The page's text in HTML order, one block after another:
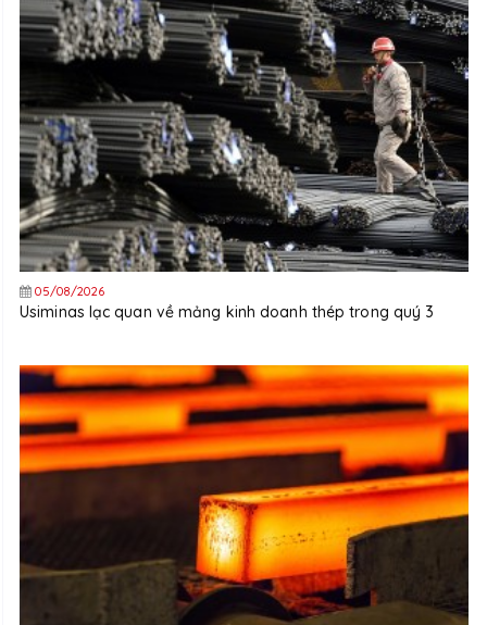
05/08/2026
Usiminas lạc quan về mảng kinh doanh thép trong quý 3